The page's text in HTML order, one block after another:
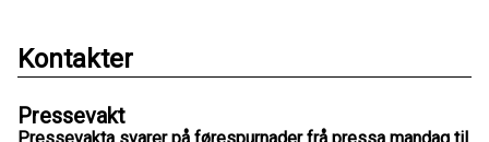
Kontakter
Pressevakt